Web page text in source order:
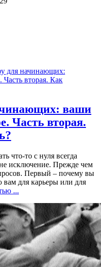
ваши
Часть вторая.
что-то с нуля всегда
исключение. Прежде чем
Первый – почему вы
вам для карьеры или для
...